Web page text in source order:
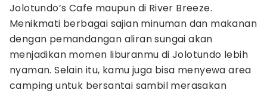
Jolotundo’s Cafe maupun di River Breeze.
Menikmati berbagai sajian minuman dan makanan
dengan pemandangan aliran sungai akan
menjadikan momen liburanmu di Jolotundo lebih
nyaman. Selain itu, kamu juga bisa menyewa area
camping untuk bersantai sambil merasakan